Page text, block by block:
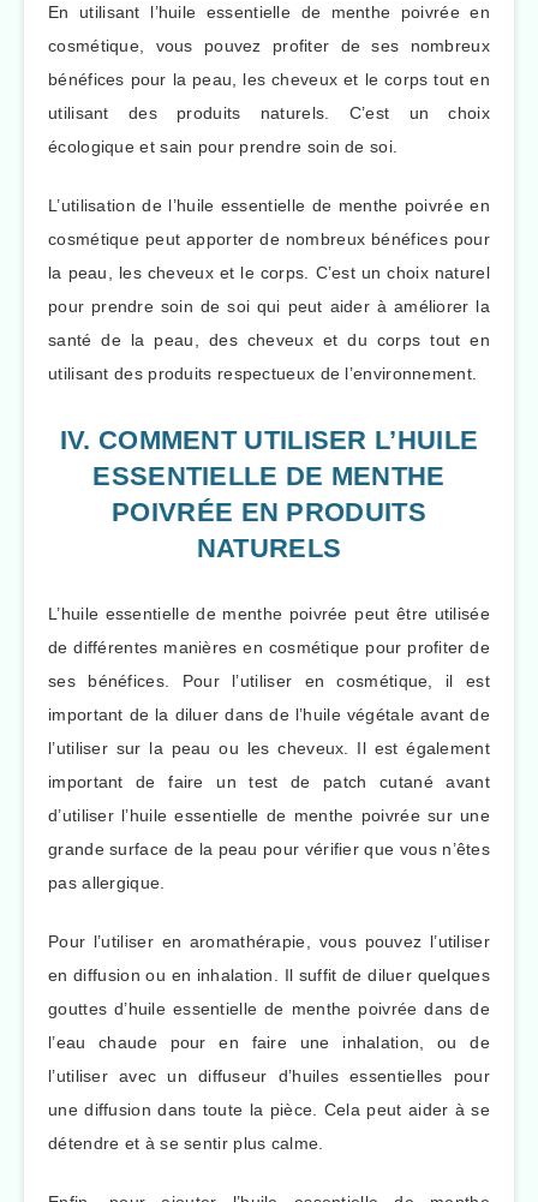
En utilisant l’huile essentielle de menthe poivrée en
cosmétique, vous pouvez profiter de ses nombreux
bénéfices pour la peau, les cheveux et le corps tout en
utilisant des produits naturels. C’est un choix
écologique et sain pour prendre soin de soi.
L’utilisation de l’huile essentielle de menthe poivrée en
cosmétique peut apporter de nombreux bénéfices pour
la peau, les cheveux et le corps. C’est un choix naturel
pour prendre soin de soi qui peut aider à améliorer la
santé de la peau, des cheveux et du corps tout en
utilisant des produits respectueux de l’environnement.
IV. COMMENT UTILISER L’HUILE
ESSENTIELLE DE MENTHE
POIVRÉE EN PRODUITS
NATURELS
L’huile essentielle de menthe poivrée peut être utilisée
de différentes manières en cosmétique pour profiter de
ses bénéfices. Pour l’utiliser en cosmétique, il est
important de la diluer dans de l’huile végétale avant de
l’utiliser sur la peau ou les cheveux. Il est également
important de faire un test de patch cutané avant
d’utiliser l’huile essentielle de menthe poivrée sur une
grande surface de la peau pour vérifier que vous n’êtes
pas allergique.
Pour l’utiliser en aromathérapie, vous pouvez l’utiliser
en diffusion ou en inhalation. Il suffit de diluer quelques
gouttes d’huile essentielle de menthe poivrée dans de
l’eau chaude pour en faire une inhalation, ou de
l’utiliser avec un diffuseur d’huiles essentielles pour
une diffusion dans toute la pièce. Cela peut aider à se
détendre et à se sentir plus calme.